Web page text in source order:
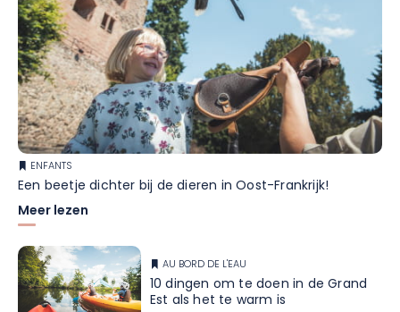
ENFANTS
Een beetje dichter bij de dieren in Oost-Frankrijk!
Meer lezen
AU BORD DE L'EAU
10 dingen om te doen in de Grand
Est als het te warm is